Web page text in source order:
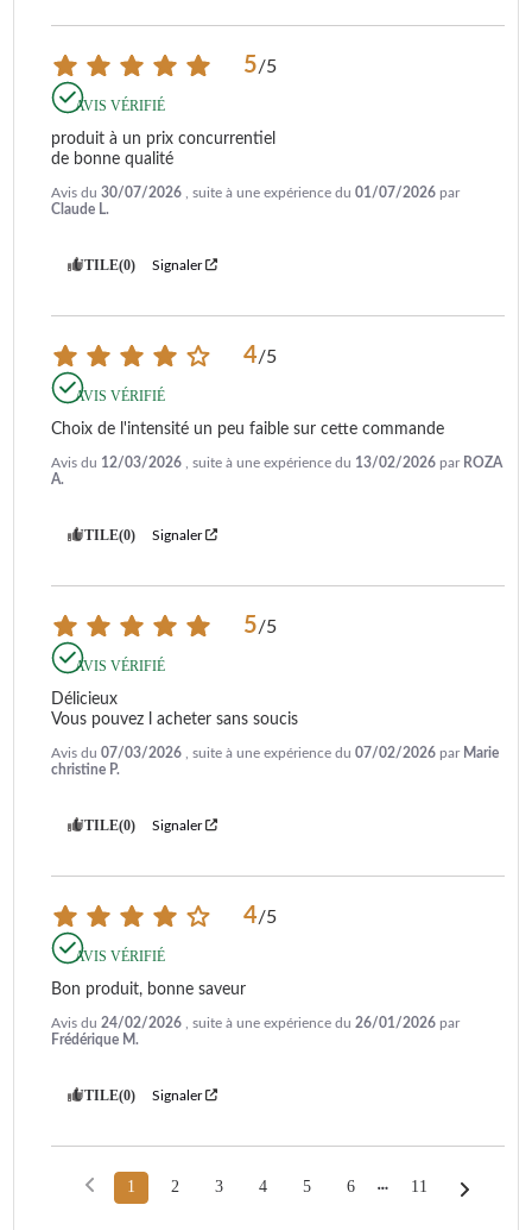
5/5
AVIS VÉRIFIÉ
produit à un prix concurrentiel
de bonne qualité
Avis du 30/07/2026 , suite à une expérience du 01/07/2026 par
Claude L.
UTILE(0) Signaler
4/5
AVIS VÉRIFIÉ
Choix de l'intensité un peu faible sur cette commande
Avis du 12/03/2026 , suite à une expérience du 13/02/2026 par ROZA
A.
UTILE(0) Signaler
5/5
AVIS VÉRIFIÉ
Délicieux
Vous pouvez l acheter sans soucis
Avis du 07/03/2026 , suite à une expérience du 07/02/2026 par Marie
christine P.
UTILE(0) Signaler
4/5
AVIS VÉRIFIÉ
Bon produit, bonne saveur
Avis du 24/02/2026 , suite à une expérience du 26/01/2026 par
Frédérique M.
UTILE(0) Signaler
1 2 3 4 5 6 11